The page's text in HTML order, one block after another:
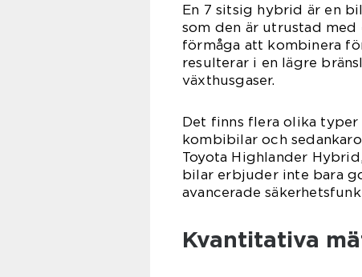
En 7 sitsig hybrid är en
som den är utrustad
förmåga att kombinera
resulterar i en lägre
växthusgaser.
Det finns flera olika
kombibilar och
Toyota Highlander
bilar erbjuder inte bara
avancerade
Kvantitativa